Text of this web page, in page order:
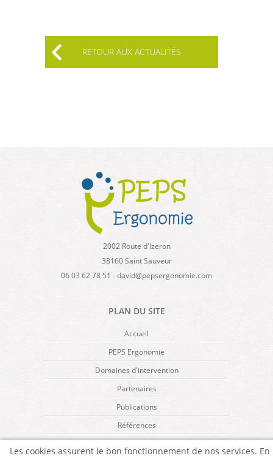
RETOUR AUX ACTUALITÉS
2002 Route d'Izeron
38160 Saint Sauveur
06 03 62 78 51 - david@pepsergonomie.com
PLAN DU SITE
Accueil
PEPS Ergonomie
Domaines d'intervention
Partenaires
Publications
Références
Les cookies assurent le bon fonctionnement de nos services. En